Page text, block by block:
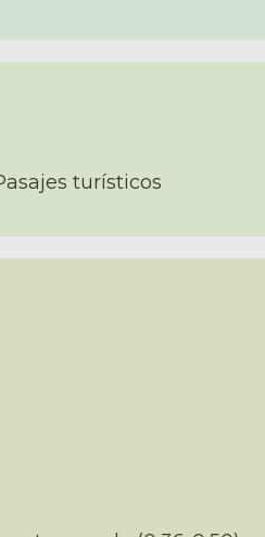
turísticos